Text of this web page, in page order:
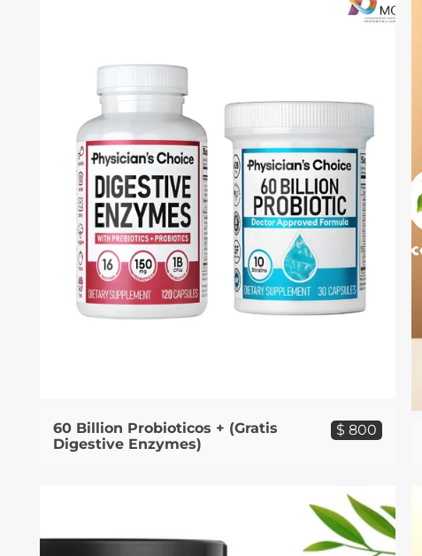
60 Billion Probioticos + (Gratis
Digestive Enzymes)
$ 800